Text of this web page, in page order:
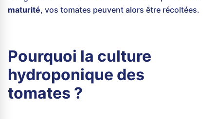
maturité, vos tomates peuvent alors être récoltées.
Pourquoi la culture
hydroponique des
tomates ?